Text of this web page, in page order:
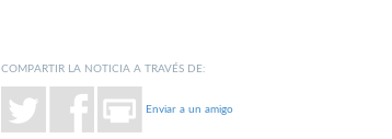
COMPARTIR LA NOTICIA A TRAVÉS DE:
Enviar a un amigo